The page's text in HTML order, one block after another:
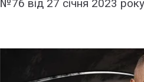
№76 від 27 січня 2023